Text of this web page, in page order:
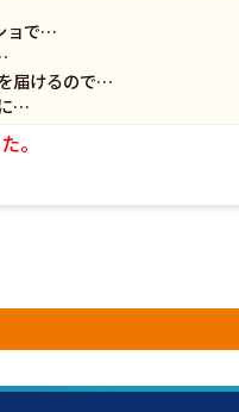
ョで…
届けるので…
…
。